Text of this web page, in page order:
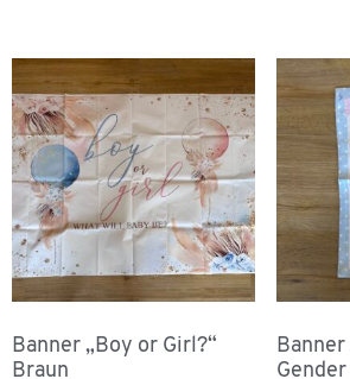
Banner „Boy or Girl?“
Braun
Banner